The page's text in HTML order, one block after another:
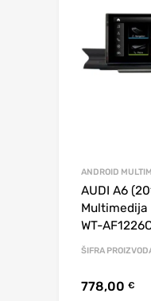
ANDROID
AUDI A6
Multimedija
WT-
ŠIFRA
778,00 €